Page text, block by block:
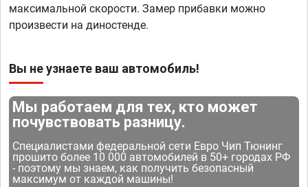
максимальной скорости. Замер прибавки можно
произвести на диностенде.
Вы не узнаете ваш автомобиль!
Мы работаем для тех, кто может
почувствовать разницу.
Специалистами федеральной сети Евро Чип Тюнинг
прошито более 10 000 автомобилей в 50+ городах РФ
- поэтому мы знаем, как получить безопасный
максимум от каждой машины!